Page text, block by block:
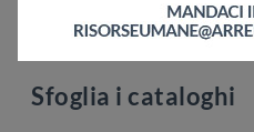
Sfoglia i cataloghi